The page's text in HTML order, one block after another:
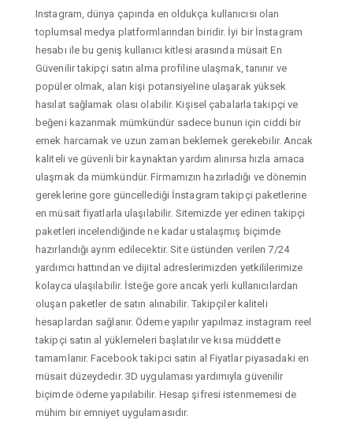
Instagram, dünya çapında en oldukça kullanıcısı olan
toplumsal medya platformlarından biridir. İyi bir İnstagram
hesabı ile bu geniş kullanıcı kitlesi arasında müsait En
Güvenilir takipçi satın alma profiline ulaşmak, tanınır ve
popüler olmak, alan kişi potansiyeline ulaşarak yüksek
hasılat sağlamak olası olabilir. Kişisel çabalarla takipçi ve
beğeni kazanmak mümkündür sadece bunun için ciddi bir
emek harcamak ve uzun zaman beklemek gerekebilir. Ancak
kaliteli ve güvenli bir kaynaktan yardım alınırsa hızla amaca
ulaşmak da mümkündür. Firmamızın hazırladığı ve dönemin
gereklerine gore güncellediği İnstagram takipçi paketlerine
en müsait fiyatlarla ulaşılabilir. Sitemizde yer edinen takipçi
paketleri incelendiğinde ne kadar ustalaşmış biçimde
hazırlandığı ayrım edilecektir. Site üstünden verilen 7/24
yardımcı hattından ve dijital adreslerimizden yetkililerimize
kolayca ulaşılabilir. İsteğe gore ancak yerli kullanıcılardan
oluşan paketler de satın alınabilir. Takipçiler kaliteli
hesaplardan sağlanır. Ödeme yapılır yapılmaz instagram reel
takipçi satın al yüklemeleri başlatılır ve kısa müddette
tamamlanır. Facebook takipci satin al Fiyatlar piyasadaki en
müsait düzeydedir. 3D uygulaması yardımıyla güvenilir
biçimde ödeme yapılabilir. Hesap şifresi istenmemesi de
mühim bir emniyet uygulamasıdır.